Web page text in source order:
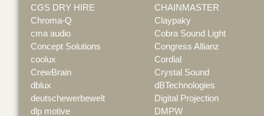
CGS DRY HIRE
CHAINMASTER
Chroma-Q
Claypaky
cma audio
Cobra Sound Light
Concept Solutions
Congress Allianz
coolux
Cordial
CrewBrain
Crystal Sound
dblux
dBTechnologies
deutschewerbewelt
Digital Projection
dlp motive
DMPW